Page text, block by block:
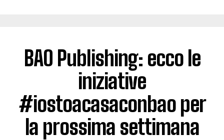
BAO Publishing: ecco le
iniziative
#iostoacasaconbao per
la prossima settimana